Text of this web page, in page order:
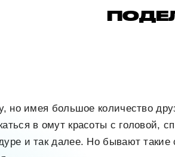
но имея большое количество
в омут красоты с головой,
и так далее. Но бывают такие